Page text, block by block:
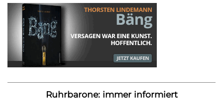
Ruhrbarone: immer informiert